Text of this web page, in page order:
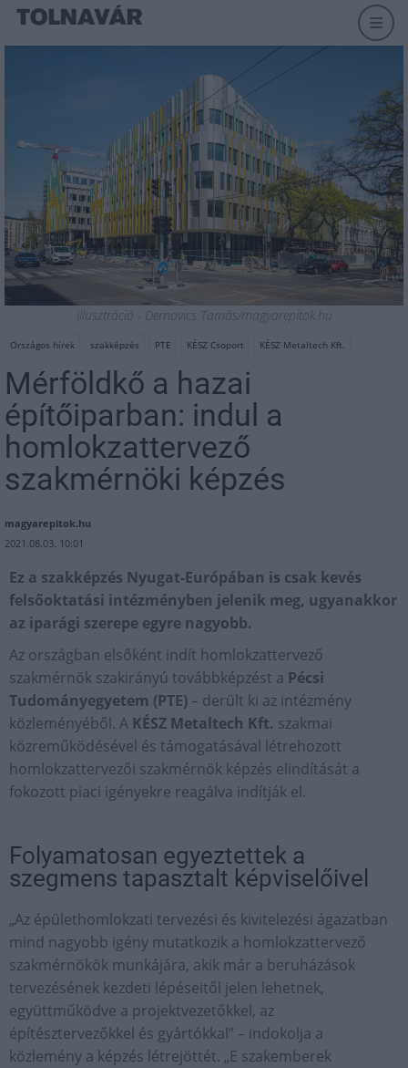
illusztráció - Dernovics Tamás/magyarepitok.hu
Országos hírek szakképzés PTE KÉSZ Csoport KÉSZ Metaltech Kft.
Mérföldkő a hazai
építőiparban: indul a
homlokzattervező
szakmérnöki képzés
magyarepitok.hu
2021.08.03. 10:01
Ez a szakképzés Nyugat-Európában is csak kevés
felsőoktatási intézményben jelenik meg, ugyanakkor
az iparági szerepe egyre nagyobb.
Az országban elsőként indít homlokzattervező
szakmérnök szakirányú továbbképzést a Pécsi
Tudományegyetem (PTE) – derült ki az intézmény
közleményéből. A KÉSZ Metaltech Kft. szakmai
közreműködésével és támogatásával létrehozott
homlokzattervezői szakmérnök képzés elindítását a
fokozott piaci igényekre reagálva indítják el.
Folyamatosan egyeztettek a
szegmens tapasztalt képviselőivel
„Az épülethomlokzati tervezési és kivitelezési ágazatban
mind nagyobb igény mutatkozik a homlokzattervező
szakmérnökök munkájára, akik már a beruházások
tervezésének kezdeti lépéseitől jelen lehetnek,
együttműködve a projektvezetőkkel, az
építésztervezőkkel és gyártókkal” – indokolja a
közlemény a képzés létrejöttét. „E szakemberek